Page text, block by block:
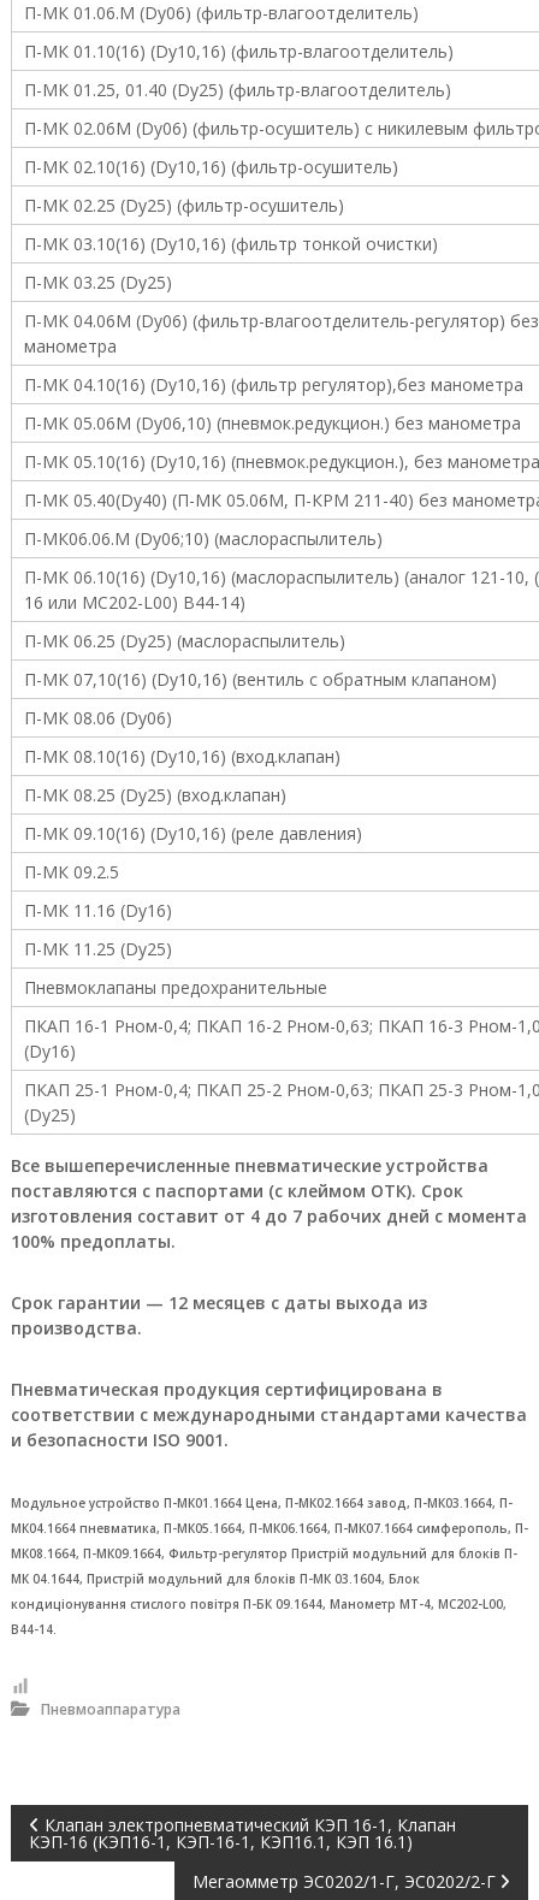
в
н
а
я
т
о
в
а
р
н
а
я
г
р
у
п
а
п
н
е
в
м
о
р
а
с
р
е
д
е
л
и
т
е
л
и
н
е
ф
т
г
а
в
б
о
р
у
в
е
,
о
г
е
р
е
г
р
е
е
г
а
П-МК 01.06.М (Dy06) (фильтр-влагоотделитель)
П-МК 01.10(16) (Dy10,16) (фильтр-влагоотделитель)
П-МК 01.25, 01.40 (Dy25) (фильтр-влагоотделитель)
П-МК 02.06М (Dy06) (фильтр-осушитель) с никилевым
П-МК 02.10(16) (Dy10,16) (фильтр-осушитель)
П-МК 02.25 (Dу25) (фильтр-осушитель)
П-МК 03.10(16) (Dy10,16) (фильтр тонкой очистки)
П-МК 03.25 (Dy25)
П-МК 04.06М (Dy06) (фильтр-влагоотделитель-регулятор) без
манометра
П-МК 04.10(16) (Dy10,16) (фильтр регулятор),без манометра
П-МК 05.06М (Dy06,10) (пневмок.редукцион.) без манометра
П-МК 05.10(16) (Dy10,16) (пневмок.редукцион.), без манометра
П-МК 05.40(Dy40) (П-МК 05.06М, П-КРМ 211-40) без
П-МК06.06.М (Dy06;10) (маслораспылитель)
П-МК 06.10(16) (Dy10,16) (маслораспылитель) (аналог 121-10,
16 или MC202-L00) В44-14)
П-МК 06.25 (Dy25) (маслораспылитель)
П-МК 07,10(16) (Dy10,16) (вентиль с обратным клапаном)
П-МК 08.06 (Dy06)
П-МК 08.10(16) (Dy10,16) (вход.клапан)
П-МК 08.25 (Dy25) (вход.клапан)
П-МК 09.10(16) (Dy10,16) (реле давления)
П-МК 09.2.5
П-МК 11.16 (Dy16)
П-МК 11.25 (Dу25)
Пневмоклапаны предохранительные
ПКАП 16-1 Рном-0,4; ПКАП 16-2 Рном-0,63; ПКАП 16-3 Рном-
(Dy16)
ПКАП 25-1 Рном-0,4; ПКАП 25-2 Рном-0,63; ПКАП 25-3 Рном-
(Dy25)
Все вышеперечисленные пневматические устройства
поставляются с паспортами (с клеймом ОТК). Срок
изготовления составит от 4 до 7 рабочих дней с момента
100% предоплаты.
Срок гарантии — 12 месяцев с даты выхода из
производства.
Пневматическая продукция сертифицирована в
соответствии с международными стандартами качества
и безопасности ISO 9001.
Модульное устройство П-МК01.1664 Цена, П-МК02.1664 завод, П-МК03.1664, П-
МК04.1664 пневматика, П-МК05.1664, П-МК06.1664, П-МК07.1664 симферополь, П-
МК08.1664, П-МК09.1664, Фильтр-регулятор Пристрій модульний для блоків П-
МК 04.1644, Пристрій модульний для блоків П-МК 03.1604, Блок
кондиціонування стислого повітря П-БК 09.1644, Манометр МТ-4, MC202-L00,
В44-14.
Пневмоаппаратура
Н Клапан электропневматический КЭП 16-1, Клапан
КЭП-16 (КЭП16-1, КЭП-16-1, КЭП16.1, КЭП 16.1)
Мегаомметр ЭС0202/1-Г, ЭС0202/2-Г